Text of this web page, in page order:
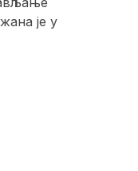
је у